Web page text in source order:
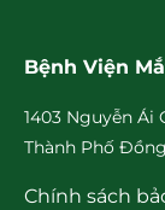
Bệnh Viện
1403 Nguyễn Ái
Thành Phố
Chính sách